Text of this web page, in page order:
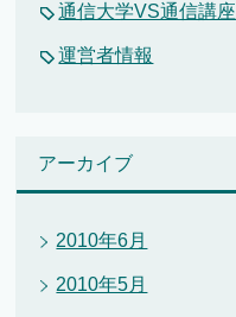
通信大学VS通信講座
運営者情報
アーカイブ
2010年6月
2010年5月